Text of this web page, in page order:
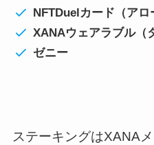
NFTDuelカード（アロ
XANAウェアラブル（
ゼニー
ステーキングはXANA